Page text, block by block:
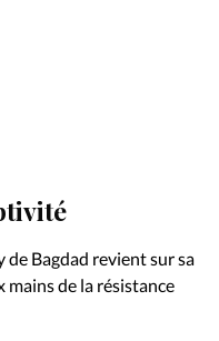
de Bagdad revient sur sa
de la résistance